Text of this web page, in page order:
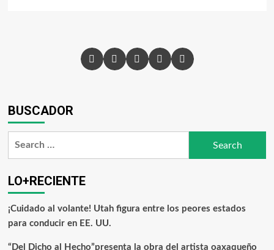
BUSCADOR
LO+RECIENTE
¡Cuidado al volante! Utah figura entre los peores estados
para conducir en EE. UU.
“Del Dicho al Hecho”presenta la obra del artista oaxaqueño